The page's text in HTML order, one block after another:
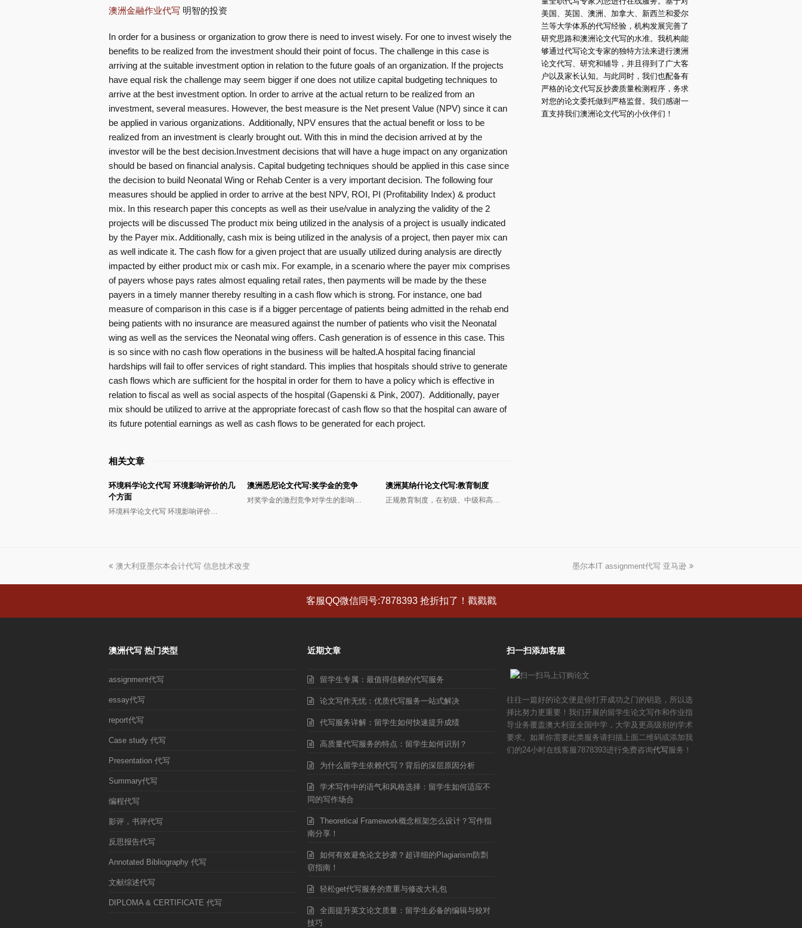
澳洲金融作业代写 明智的投资
In order for a business or organization to grow there is need to invest wisely. For one to invest wisely the
benefits to be realized from the investment should their point of focus. The challenge in this case is
arriving at the suitable investment option in relation to the future goals of an organization. If the projects
have equal risk the challenge may seem bigger if one does not utilize capital budgeting techniques to
arrive at the best investment option. In order to arrive at the actual return to be realized from an
investment, several measures. However, the best measure is the Net present Value (NPV) since it can
be applied in various organizations. Additionally, NPV ensures that the actual benefit or loss to be
realized from an investment is clearly brought out. With this in mind the decision arrived at by the
investor will be the best decision.Investment decisions that will have a huge impact on any organization
should be based on financial analysis. Capital budgeting techniques should be applied in this case since
the decision to build Neonatal Wing or Rehab Center is a very important decision. The following four
measures should be applied in order to arrive at the best NPV, ROI, PI (Profitability Index) & product
mix. In this research paper this concepts as well as their use/value in analyzing the validity of the 2
projects will be discussed The product mix being utilized in the analysis of a project is usually indicated
by the Payer mix. Additionally, cash mix is being utilized in the analysis of a project, then payer mix can
as well indicate it. The cash flow for a given project that are usually utilized during analysis are directly
impacted by either product mix or cash mix. For example, in a scenario where the payer mix comprises
of payers whose pays rates almost equaling retail rates, then payments will be made by the these
payers in a timely manner thereby resulting in a cash flow which is strong. For instance, one bad
measure of comparison in this case is if a bigger percentage of patients being admitted in the rehab end
being patients with no insurance are measured against the number of patients who visit the Neonatal
wing as well as the services the Neonatal wing offers. Cash generation is of essence in this case. This
is so since with no cash flow operations in the business will be halted.A hospital facing financial
hardships will fail to offer services of right standard. This implies that hospitals should strive to generate
cash flows which are sufficient for the hospital in order for them to have a policy which is effective in
relation to fiscal as well as social aspects of the hospital (Gapenski & Pink, 2007). Additionally, payer
mix should be utilized to arrive at the appropriate forecast of cash flow so that the hospital can aware of
its future potential earnings as well as cash flows to be generated for each project.
相关文章
环境科学论文代写 环境影响评价的几
个方面
环境科学论文代写 环境影响评价…
澳洲悉尼论文代写:奖学金的竞争
对奖学金的激烈竞争对学生的影响…
澳洲莫纳什论文代写:教育制度
正规教育制度，在初级、中级和高…
美国、英国、澳洲、加拿大、新西兰和爱尔
兰等大学体系的代写经验，机构发展完善了
研究思路和澳洲论文代写的水准。我机构能
够通过代写论文专家的独特方法来进行澳洲
论文代写、研究和辅导，并且得到了广大客
户以及家长认知。与此同时，我们也配备有
严格的论文代写反抄袭质量检测程序，务求
对您的论文委托做到严格监督。我们感谢一
直支持我们澳洲论文代写的小伙伴们！
上
章:
澳大利亚墨尔本会计代写 信息技术改变
下
章:
墨尔本IT assignment代写 亚马逊
客服QQ微信同号:7878393 抢折扣了！戳戳戳
澳洲代写 热门类型
assignment代写
essay代写
report代写
Case study 代写
Presentation 代写
Summary代写
编程代写
影评，书评代写
反思报告代写
Annotated Bibliography 代写
文献综述代写
DIPLOMA & CERTIFICATE 代写
近期文章
留学生专属：最值得信赖的代写服务
论文写作无忧：优质代写服务一站式解决
代写服务详解：留学生如何快速提升成绩
高质量代写服务的特点：留学生如何识别？
为什么留学生依赖代写？背后的深层原因分析
学术写作中的语气和风格选择：留学生如何适应不
同的写作场合
Theoretical Framework概念框架怎么设计？写作指
南分享！
如何有效避免论文抄袭？超详细的Plagiarism防剽
窃指南！
轻松get代写服务的查重与修改大礼包
全面提升英文论文质量：留学生必备的编辑与校对
技巧
扫一扫添加客服
往往一篇好的论文便是你打开成功之门的钥匙，所以选
择比努力更重要！我们开展的留学生论文写作和作业指
导业务覆盖澳大利亚全国中学，大学及更高级别的学术
要求。如果你需要此类服务请扫描上面二维码或添加我
们的24小时在线客服7878393进行免费咨询代写 服务！